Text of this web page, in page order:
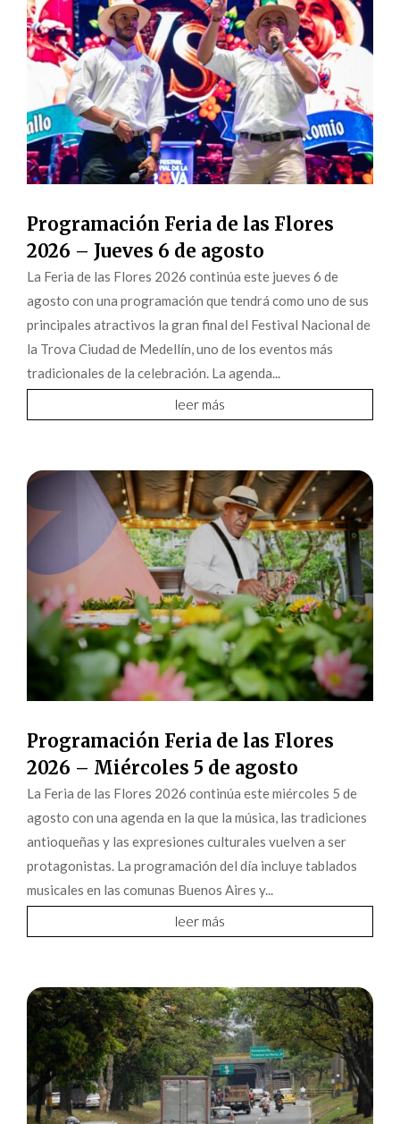
Programación Feria de las Flores
2026 – Jueves 6 de agosto
La Feria de las Flores 2026 continúa este jueves 6 de
agosto con una programación que tendrá como uno de sus
principales atractivos la gran final del Festival Nacional de
la Trova Ciudad de Medellín, uno de los eventos más
tradicionales de la celebración. La agenda...
leer más
Programación Feria de las Flores
2026 – Miércoles 5 de agosto
La Feria de las Flores 2026 continúa este miércoles 5 de
agosto con una agenda en la que la música, las tradiciones
antioqueñas y las expresiones culturales vuelven a ser
protagonistas. La programación del día incluye tablados
musicales en las comunas Buenos Aires y...
leer más